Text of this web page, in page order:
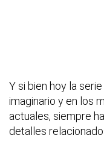
Y si bien hoy la
imaginario y en los
actuales, siempre
detalles